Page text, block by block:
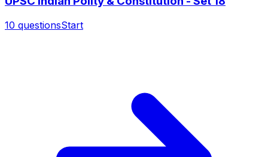
10 questionsStart